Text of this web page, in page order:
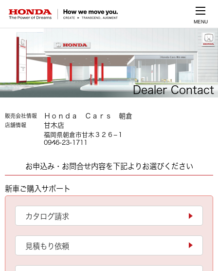
MENU
Dealer Contact
販売会社情報 Ｈｏｎｄａ Ｃａｒｓ 朝倉
店舗情報 甘木店
福岡県朝倉市甘木３２６−１
0946-23-1711
お申込み・お問合せ内容を下記よりお選びください
新車ご購入サポート
カタログ請求
見積もり依頼